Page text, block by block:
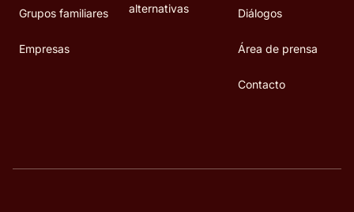
Grupos familiares
Empresas
alternativas
Diálogos
Área de prensa
Contacto